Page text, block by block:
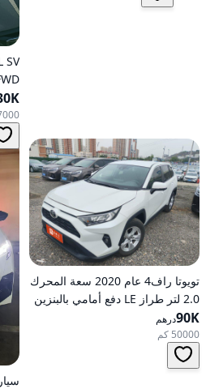
SV
تويوتا راف4 عام 2020 سعة المحرك
2.0 لتر طراز LE دفع أمامي بالبنزين
أوتوماتيكي
90Kدرهم
50000 كم